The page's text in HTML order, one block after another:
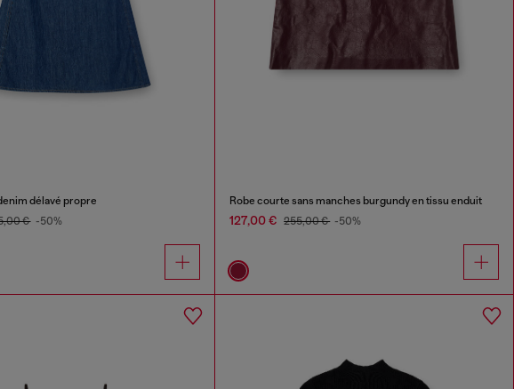
délavé propre
€ -50%
Robe courte sans manches burgundy en tissu enduit
127,00 € 255,00 € -50%